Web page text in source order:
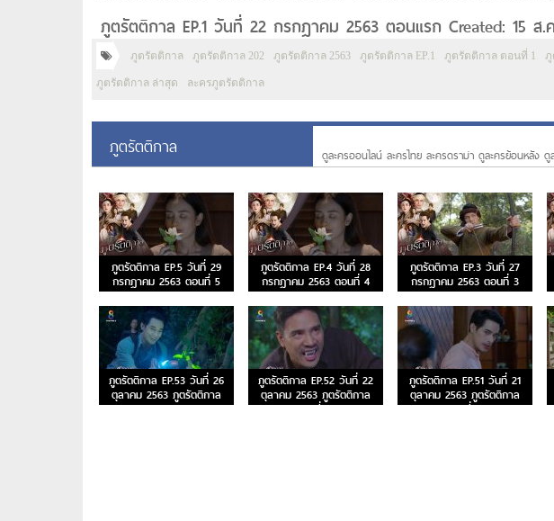
ภูตรัตติกาล EP.1 วันที่ 22 กรกฎาคม 2563 ตอนแรก Created: 15 ส.
ภูตรัตติกาล ภูตรัตติกาล 202 ภูตรัตติกาล 2563 ภูตรัตติกาล EP.1 ภูตรัตติกาล ตอนที่ 1 ภู
ภูตรัตติกาล ล่าสุด ละครภูตรัตติกาล
ภูตรัตติกาล ดูละครออนไลน์ ละครไทย ละครดราม่า ดูละครย้อนหลัง
ภูตรัตติกาล EP.5 วันที่ 29
กรกฎาคม 2563 ตอนที่ 5
ภูตรัตติกาล EP.4 วันที่ 28
กรกฎาคม 2563 ตอนที่ 4
ภูตรัตติกาล EP.3 วันที่ 27
กรกฎาคม 2563 ตอนที่ 3
ภูตรัตติกาล EP.53 วันที่ 26
ตุลาคม 2563 ภูตรัตติกาล
ตอนจบ
ภูตรัตติกาล EP.52 วันที่ 22
ตุลาคม 2563 ภูตรัตติกาล
ตอนที่ 52
ภูตรัตติกาล EP.51 วันที่ 21
ตุลาคม 2563 ภูตรัตติกาล
ตอนที่ 51